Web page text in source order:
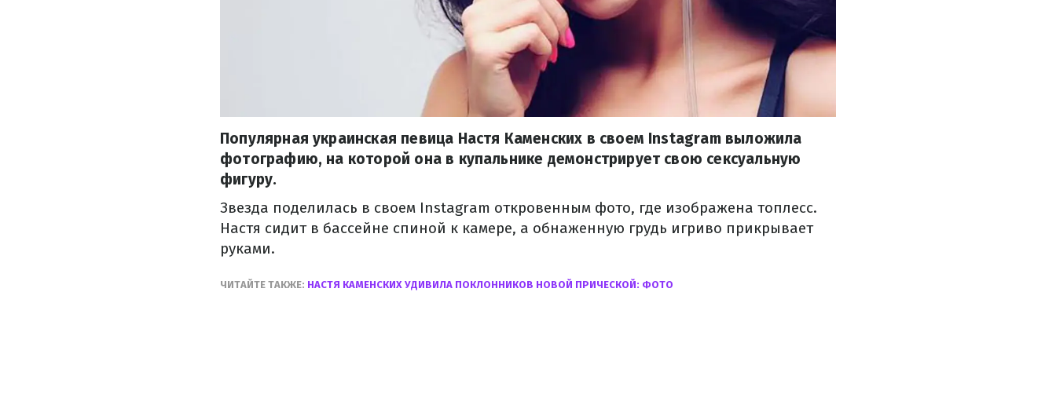
Популярная украинская певица Настя Каменских в своем Instagram выложила
фотографию, на которой она в купальнике демонстрирует свою сексуальную
фигуру.
Звезда поделилась в своем Instagram откровенным фото, где изображена топлесс.
Настя сидит в бассейне спиной к камере, а обнаженную грудь игриво прикрывает
руками.
ЧИТАЙТЕ ТАКЖЕ: НАСТЯ КАМЕНСКИХ УДИВИЛА ПОКЛОННИКОВ НОВОЙ ПРИЧЕСКОЙ: ФОТО